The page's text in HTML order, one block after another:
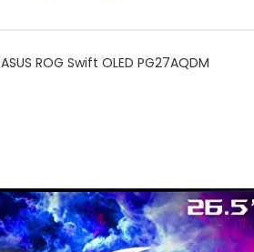
ASUS ROG Swift OLED PG27AQDM